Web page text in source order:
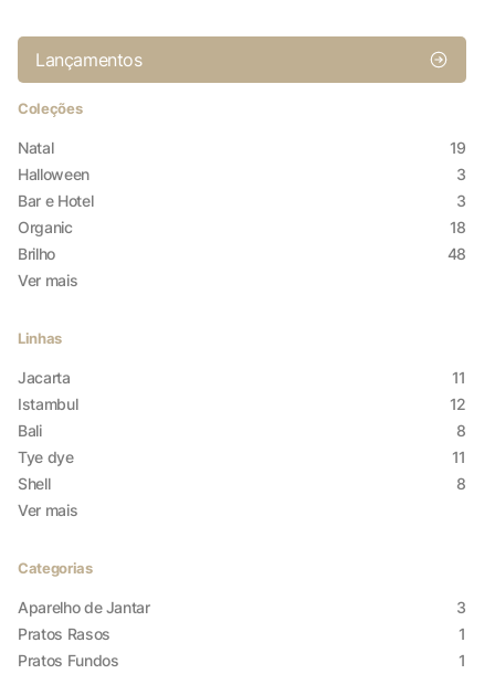
Lançamentos
Coleções
Natal
19
Halloween
3
Bar e Hotel
3
Organic
18
Brilho
48
Ver mais
Linhas
Jacarta
11
Istambul
12
Bali
8
Tye dye
11
Shell
8
Ver mais
Categorias
Aparelho de Jantar
3
Pratos Rasos
1
Pratos Fundos
1